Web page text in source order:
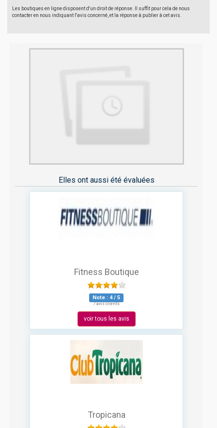
Les boutiques en ligne disposent d'un droit de réponse. Il suffit pour cela de nous
contacter en nous indiquant l'avis concerné, et la réponse à publier à cet avis.
Elles ont aussi été évaluées
Fitness Boutique
Note : 4/ 5
7 avis clients
voir tous les avis
Tropicana